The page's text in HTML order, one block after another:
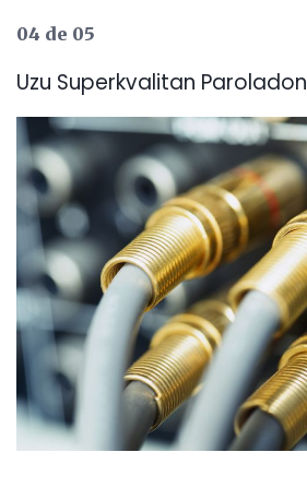
04 de 05
Uzu Superkvalitan Paroladon